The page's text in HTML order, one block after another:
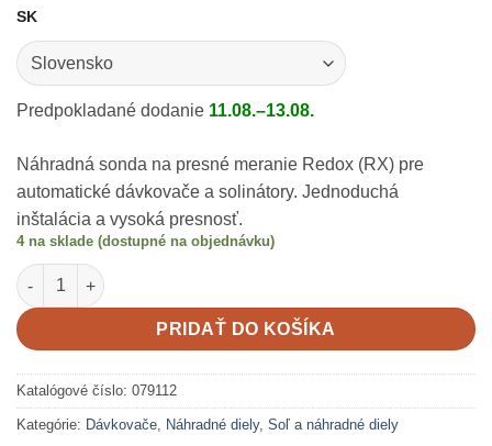
SK
Predpokladané dodanie 11.08.–13.08.
Náhradná sonda na presné meranie Redox (RX) pre
automatické dávkovače a solinátory. Jednoduchá
inštalácia a vysoká presnosť.
4 na sklade (dostupné na objednávku)
množstvo RX sonda – 125mm – 5m kábel
PRIDAŤ DO KOŠÍKA
Katalógové číslo: 079112
Kategórie: Dávkovače, Náhradné diely, Soľ a náhradné diely